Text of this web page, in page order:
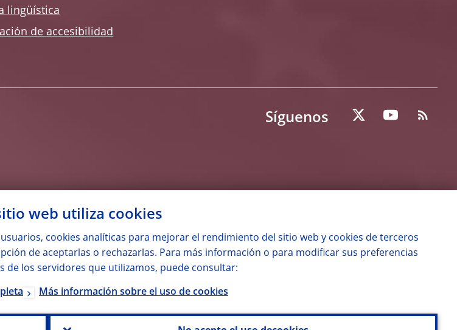
lingüística
de accesibilidad
Síguenos
web utiliza cookies
cookies analíticas para mejorar el rendimiento del sitio web y cookies de terceros
de aceptarlas o rechazarlas. Para más información o para modificar sus preferencias
de los servidores que utilizamos, puede consultar:
Más información sobre el uso de cookies